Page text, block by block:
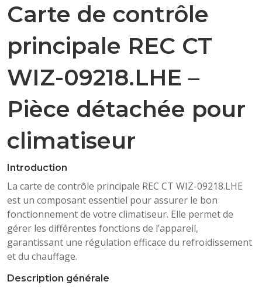
Carte de contrôle
principale REC CT
WIZ-09218.LHE –
Pièce détachée pour
climatiseur
Introduction
La carte de contrôle principale REC CT WIZ-09218.LHE
est un composant essentiel pour assurer le bon
fonctionnement de votre climatiseur. Elle permet de
gérer les différentes fonctions de l’appareil,
garantissant une régulation efficace du refroidissement
et du chauffage.
Description générale